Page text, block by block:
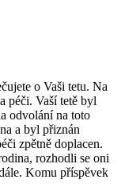
o Vaši tetu. Na
péči. Vaší tetě byl
odvolání na toto
a byl přiznán
zpětně doplacen.
rozhodli se oni
Komu příspěvek